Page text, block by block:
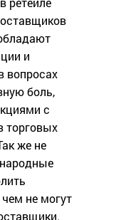
и
вопросах
боль,
с
торговых
же не
не могут